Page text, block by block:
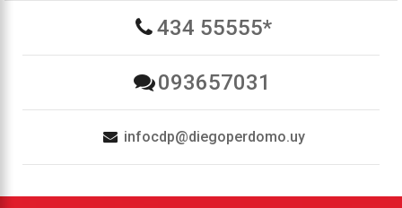
434 55555*
093657031
infocdp@diegoperdomo.uy